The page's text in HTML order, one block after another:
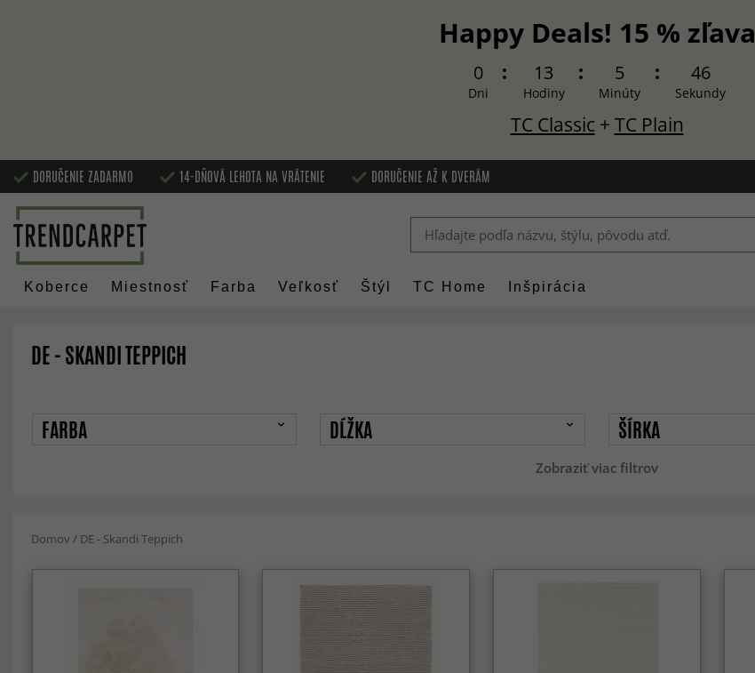
Happy Deals! 15 % zľava
0
Dni
13
Hodiny
5
Minúty
44
Sekundy
TC Classic + TC Plain
DORUČENIE ZADARMO 14-DŇOVÁ LEHOTA NA VRÁTENIE DORUČENIE AŽ K DVERÁM
Koberce Miestnosť Farba Veľkosť Štýl TC Home Inšpirácia
DE - SKANDI TEPPICH
Zobraziť viac filtrov
FARBA DĹŽKA ŠÍRKA
Domov / DE - Skandi Teppich